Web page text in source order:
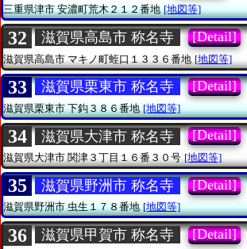
三重県津市安濃町荒木２１２番地 [地図等]
32 滋賀県高島市 称名寺 [Detail]
滋賀県高島市 マキノ町蛭口１３３６番地 [地図等]
33 滋賀県栗東市 称名寺 [Detail]
滋賀県栗東市下鈎３８６番地 [地図等]
34 滋賀県大津市 称名寺 [Detail]
滋賀県大津市関津３丁目１６番３０号 [地図等]
35 滋賀県野洲市 称名寺 [Detail]
滋賀県野洲市虫生１７８番地 [地図等]
36 滋賀県甲賀市 称名寺 [Detail]